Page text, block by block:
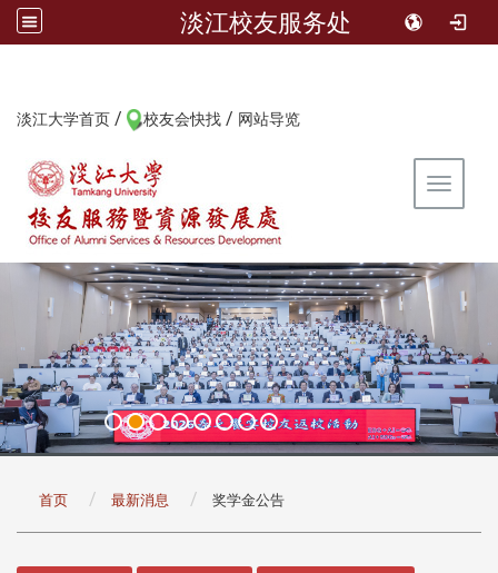
淡江校友服务处
淡江大学首页 / 校友会快找 / 网站导览
Toggle
首页 最新消息 奖学金公告